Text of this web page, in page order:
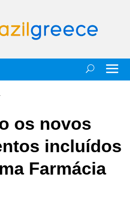
os novos
incluídos
Farmácia